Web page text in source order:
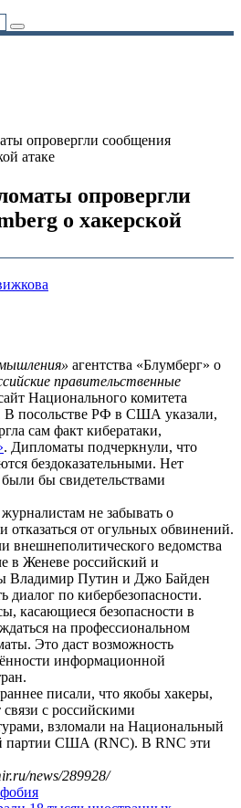
опровергли сообщения
атаке
опровергли
о хакерской
агентства «Блумберг» о
правительственные
Национального комитета
В посольстве РФ в США указали,
сам факт кибератаки,
. Дипломаты подчеркнули, что
бездоказательными. Нет
бы свидетельствами
не забывать о
отказаться от огульных обвинений.
внешнеполитического ведомства
в Женеве российский и
Владимир Путин и Джо Байден
диалог по кибербезопасности.
касающиеся безопасности в
на профессиональном
Это даст возможность
информационной
писали, что якобы хакеры,
с российскими
взломали на Национальный
партии США (RNC). В RNC эти
news/289928/